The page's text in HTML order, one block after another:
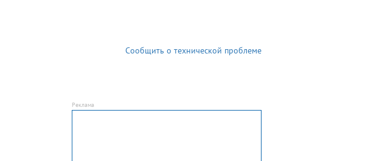
Сообщить о технической проблеме